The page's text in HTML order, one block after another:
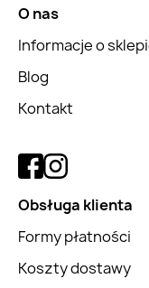
O nas
Informacje o
Blog
Kontakt
Obsługa klienta
Formy płatności
Koszty dostawy